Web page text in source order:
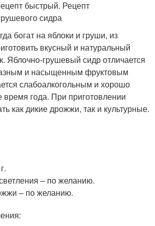
богат на яблоки и груши, из
вкусный и натуральный
Яблочно-грушевый сидр отличается
и насыщенным фруктовым
слабоалкогольным и хорошо
время года. При приготовлении
как дикие дрожжи, так и культурные.
– по желанию.
– по желанию.